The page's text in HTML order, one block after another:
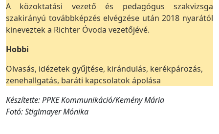
A közoktatási vezető és pedagógus szakvizsga
szakirányú továbbképzés elvégzése után 2018 nyarától
kineveztek a Richter Óvoda vezetőjévé.
Hobbi
Olvasás, idézetek gyűjtése, kirándulás, kerékpározás,
zenehallgatás, baráti kapcsolatok ápolása
Készítette: PPKE Kommunikáció/Kemény Mária
Fotó: Stiglmayer Mónika